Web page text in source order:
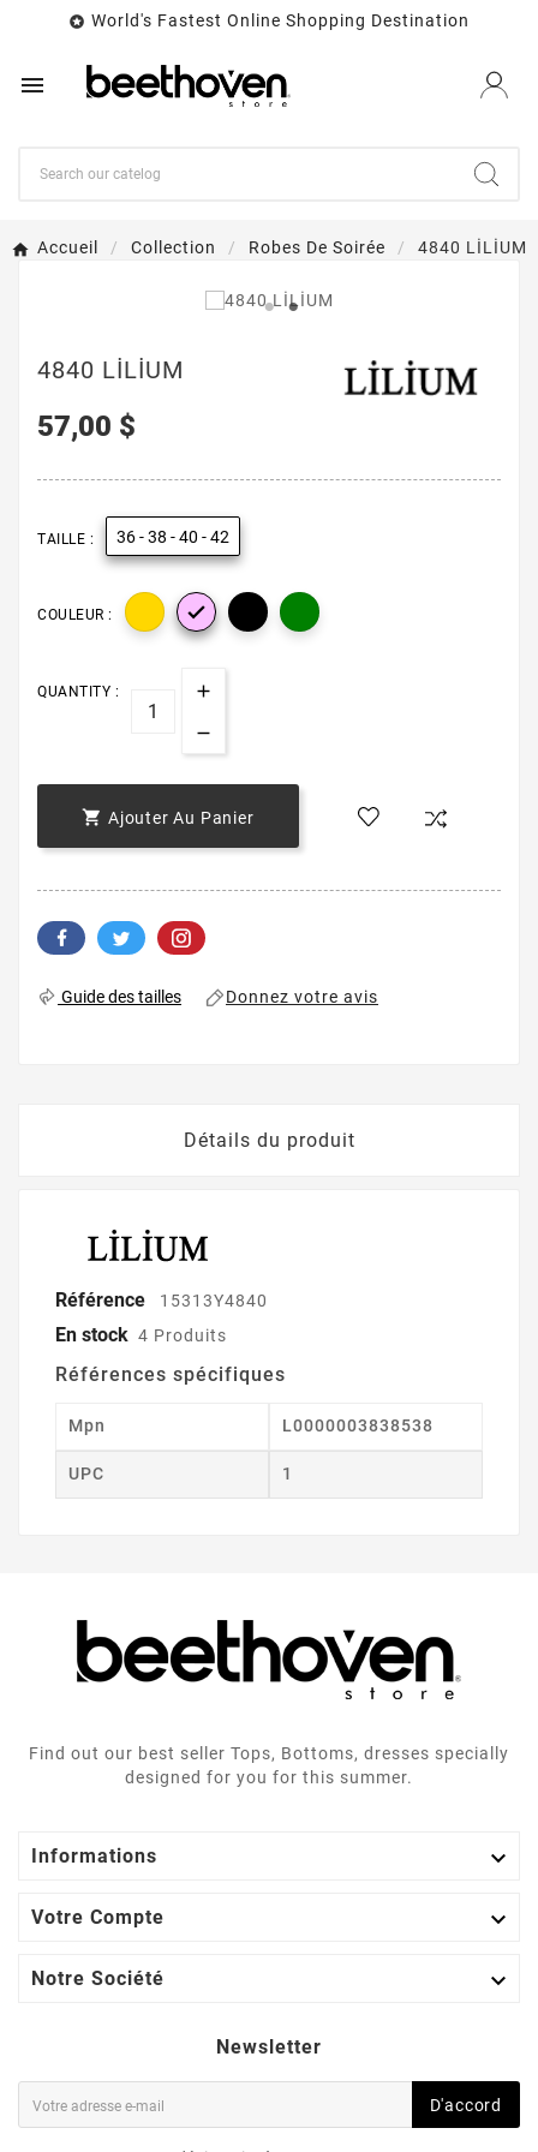
 World's Fastest Online Shopping Destination

Accueil Collection Robes De Soirée 4840 LİLİUM
4840 LİLİUM
57,00 $
TAILLE : 36 - 38 - 40 - 42
COULEUR : 
QUANTITY :
 Ajouter Au Panier
Guide des tailles Donnez votre avis
Détails du produit
Référence 15313Y4840
En stock 4 Produits
Références spécifiques
Mpn L0000003838538
UPC 1
Find out our best seller Tops, Bottoms, dresses specially
designed for you for this summer.
Informations 
Votre Compte 
Notre Société 
Newsletter
D'accord